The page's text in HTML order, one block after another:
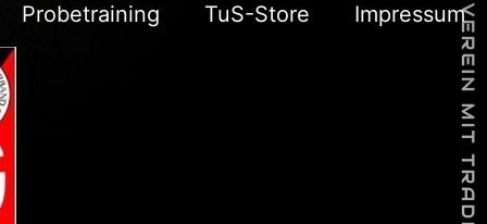
Probetraining TuS-Store Impressum